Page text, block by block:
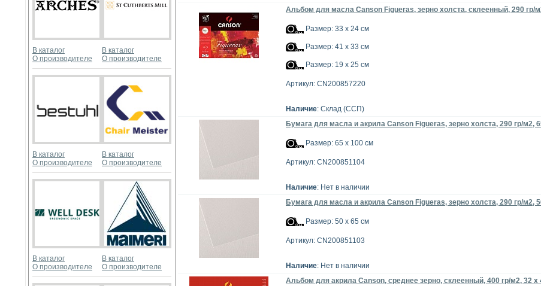
В каталог
О производителе
В каталог
О производителе
В каталог
О производителе
В каталог
О производителе
В каталог
О производителе
В каталог
О производителе
Альбом для масла Canson Figueras, зерно холста, склеенный, 290 гр/
Размер: 33 x 24 см
Размер: 41 x 33 см
Размер: 19 x 25 см
Артикул: CN200857220
Наличие: Склад (ССП)
Бумага для масла и акрила Canson Figueras, зерно холста, 290 гр/м2,
Размер: 65 x 100 см
Артикул: CN200851104
Наличие: Нет в наличии
Бумага для масла и акрила Canson Figueras, зерно холста, 290 гр/м2,
Размер: 50 x 65 см
Артикул: CN200851103
Наличие: Нет в наличии
Альбом для акрила Canson, среднее зерно, склеенный, 400 гр/м2, 32 x